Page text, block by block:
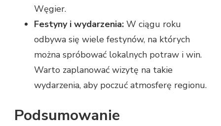
Węgier.
Festyny i wydarzenia: W ciągu roku
odbywa się wiele festynów, na których
można spróbować lokalnych potraw i win.
Warto zaplanować wizytę na takie
wydarzenia, aby poczuć atmosferę regionu.
Podsumowanie